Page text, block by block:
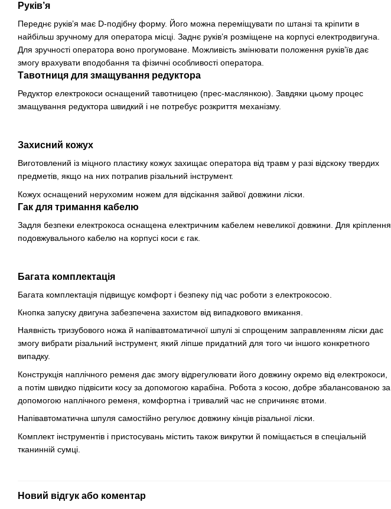
Руків’я
Переднє руків’я має D-подібну форму. Його можна переміщувати по штанзі та кріпити в
найбільш зручному для оператора місці. Заднє руків’я розміщене на корпусі електродвигуна.
Для зручності оператора воно прогумоване. Можливість змінювати положення руків’їв дає
змогу врахувати вподобання та фізичні особливості оператора.
Тавотниця для змащування редуктора
Редуктор електрокоси оснащений тавотницею (прес-маслянкою). Завдяки цьому процес
змащування редуктора швидкий і не потребує розкриття механізму.
Захисний кожух
Виготовлений із міцного пластику кожух захищає оператора від травм у разі відскоку твердих
предметів, якщо на них потрапив різальний інструмент.
Кожух оснащений нерухомим ножем для відсікання зайвої довжини ліски.
Гак для тримання кабелю
Задля безпеки електрокоса оснащена електричним кабелем невеликої довжини. Для кріплення
подовжувального кабелю на корпусі коси є гак.
Багата комплектація
Багата комплектація підвищує комфорт і безпеку під час роботи з електрокосою.
Кнопка запуску двигуна забезпечена захистом від випадкового вмикання.
Наявність тризубового ножа й напівавтоматичної шпулі зі спрощеним заправленням ліски дає
змогу вибрати різальний інструмент, який ліпше придатний для того чи іншого конкретного
випадку.
Конструкція наплічного ременя дає змогу відрегулювати його довжину окремо від електрокоси,
а потім швидко підвісити косу за допомогою карабіна. Робота з косою, добре збалансованою за
допомогою наплічного ременя, комфортна і тривалий час не спричиняє втоми.
Напівавтоматична шпуля самостійно регулює довжину кінців різальної ліски.
Комплект інструментів і пристосувань містить також викрутки й поміщається в спеціальній
тканинній сумці.
Новий відгук або коментар